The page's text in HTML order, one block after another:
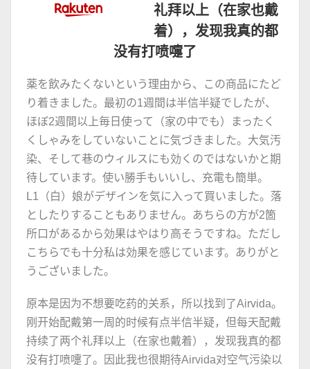
礼拜以上（在家也戴
着），发现我真的都
没有打喷嚏了
薬を飲みたくないという理由から、この商品にたど
り着きました。最初の1週間は半信半疑でしたが、
ほぼ2週間以上毎日使って（家の中でも）まったく
くしゃみをしていないことに気づきました。大気汚
染、そして巷のウィルスにも効くのではないかと期
待しています。使い勝手もいいし、充電も簡単。
L1（白）娘がデザインを気に入って買いました。落
としたりすることもありません。あちらの方が2箇
所口があるから効果はやはり高そうですね。ただし
こちらでも十分私は効果を感じています。ありがと
うございました。
原本是因为不想要吃药的关系，所以找到了Airvida。
刚开始配戴第一周的时候有点半信半疑，但每天配戴
持续了两个礼拜以上（在家也戴着），发现我真的都
没有打喷嚏了。因此我也很期待Airvida对空气污染以